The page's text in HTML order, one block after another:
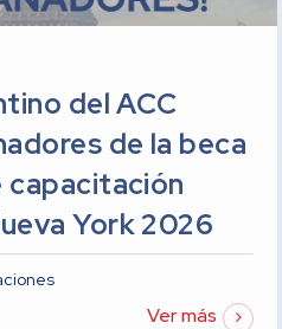
del ACC
de la beca
capacitación
York 2026
Ver más